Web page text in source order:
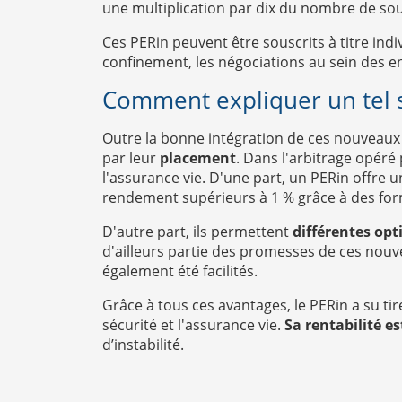
une multiplication par dix du nombre de
Ces PERin peuvent être souscrits à titre
confinement, les négociations au sein des
Comment expliquer un tel
Outre la bonne intégration de ces
par leur placement. Dans l'arbitrage opéré
l'assurance vie. D'une part, un PERin offre
rendement supérieurs à 1 % grâce à des
D'autre part, ils permettentdifférentes
d'ailleurs partie des promesses de ces
également été facilités.
Grâce à tous ces avantages, le PERin a
sécurité et l'assurance vie. Sa rentabilité
d’instabilité.